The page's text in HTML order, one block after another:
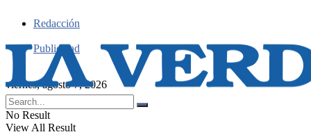
Redacción
Publicidad
viernes, agosto 7, 2026
No Result
View All Result